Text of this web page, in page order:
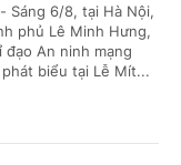
Sáng 6/8, tại Hà Nội,
phủ Lê Minh Hưng,
đạo An ninh mạng
biểu tại Lễ Mít...